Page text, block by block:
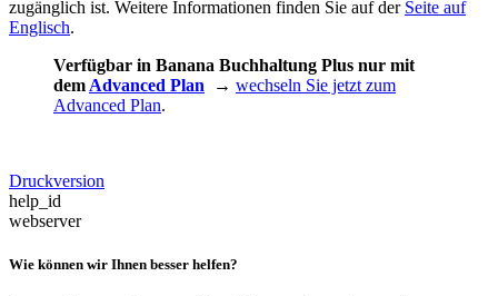
zugänglich ist. Weitere Informationen finden Sie auf der Seite auf
Englisch.
Verfügbar in Banana Buchhaltung Plus nur mit
dem Advanced Plan → wechseln Sie jetzt zum
Advanced Plan.
Druckversion
help_id
webserver
Wie können wir Ihnen besser helfen?